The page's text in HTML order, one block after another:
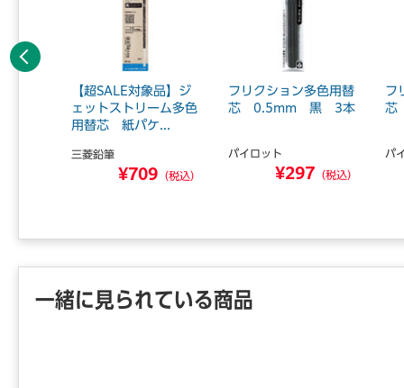
【超SALE対象品】ジ
ェットストリーム多色
用替芯 紙パケ...
三菱鉛筆
¥709 （税込）
フリクション多色用替
芯 0.5mm 黒 3本
パイロット
¥297 （税込）
フ
パ
前へ
一緒に見られている商品